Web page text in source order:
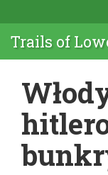
Trails of